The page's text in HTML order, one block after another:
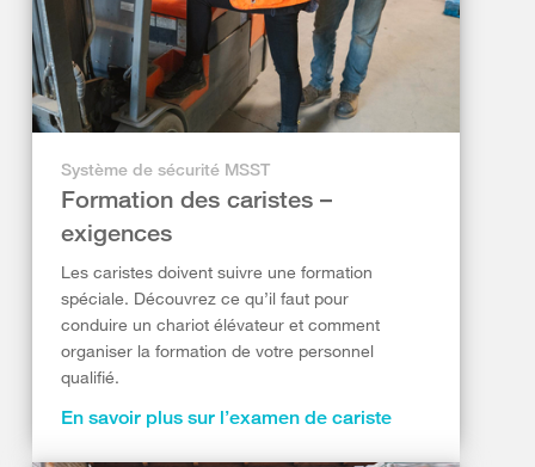
Système de sécurité MSST
Formation des caristes –
exigences
Les caristes doivent suivre une formation
spéciale. Découvrez ce qu’il faut pour
conduire un chariot élévateur et comment
organiser la formation de votre personnel
qualifié.
En savoir plus sur l’examen de cariste